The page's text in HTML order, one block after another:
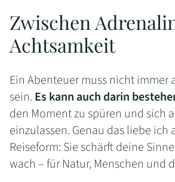
Zwischen
Achtsamkeit
Ein Abenteuer muss nicht immer
sein. Es kann auch darin
den Moment zu spüren und sich
einzulassen. Genau das liebe ich
Reiseform: Sie schärft deine
wach – für Natur, Menschen und